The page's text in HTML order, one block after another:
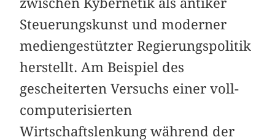
Steuerungskunst und moderner
mediengestützter Regierungspolitik
herstellt. Am Beispiel des
gescheiterten Versuchs einer voll-
computerisierten
Wirtschaftslenkung während der